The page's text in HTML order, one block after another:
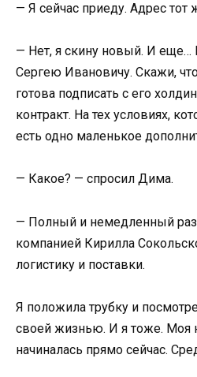
— Я сейчас приеду. Адрес тот
— Нет, я скину новый. И еще…
Сергею Ивановичу. Скажи,
готова подписать с его
контракт. На тех условиях,
есть одно маленькое
— Какое? — спросил Дима.
— Полный и немедленный
компанией Кирилла
логистику и поставки.
Я положила трубку и
своей жизнью. И я тоже. Моя
начиналась прямо сейчас.